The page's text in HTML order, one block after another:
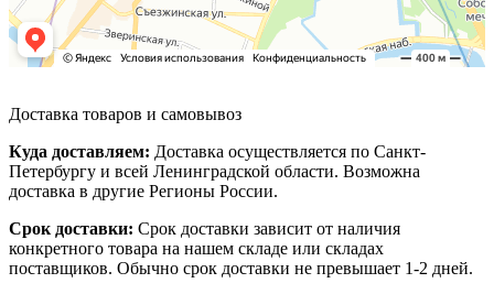
Доставка товаров и самовывоз
Куда доставляем: Доставка осуществляется по Санкт-
Петербургу и всей Ленинградской области. Возможна
доставка в другие Регионы России.
Срок доставки: Срок доставки зависит от наличия
конкретного товара на нашем складе или складах
поставщиков. Обычно срок доставки не превышает 1-2 дней.